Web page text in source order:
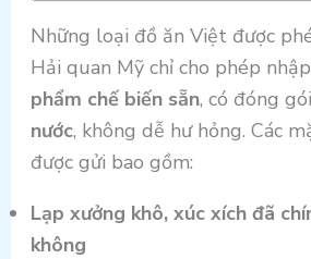
Những loại đồ ăn Việt được
Hải quan Mỹ chỉ cho phép
phẩm chế biến sẵn, có đóng
nước, không dễ hư hỏng. Các
được gửi bao gồm:
Lạp xưởng khô, xúc xích đã
không